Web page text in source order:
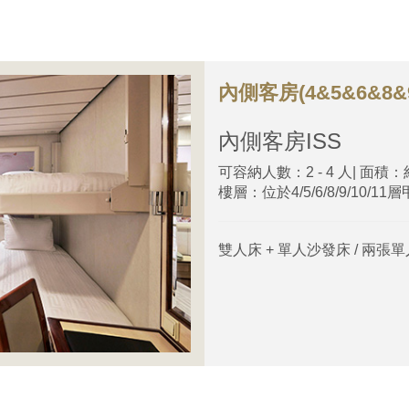
內側客房
內側客房ISS
可容納人數：2 - 4 人| 面積：
樓層：位於4/5/6/8/9/10/11層
雙人床 + 單人沙發床 / 兩張